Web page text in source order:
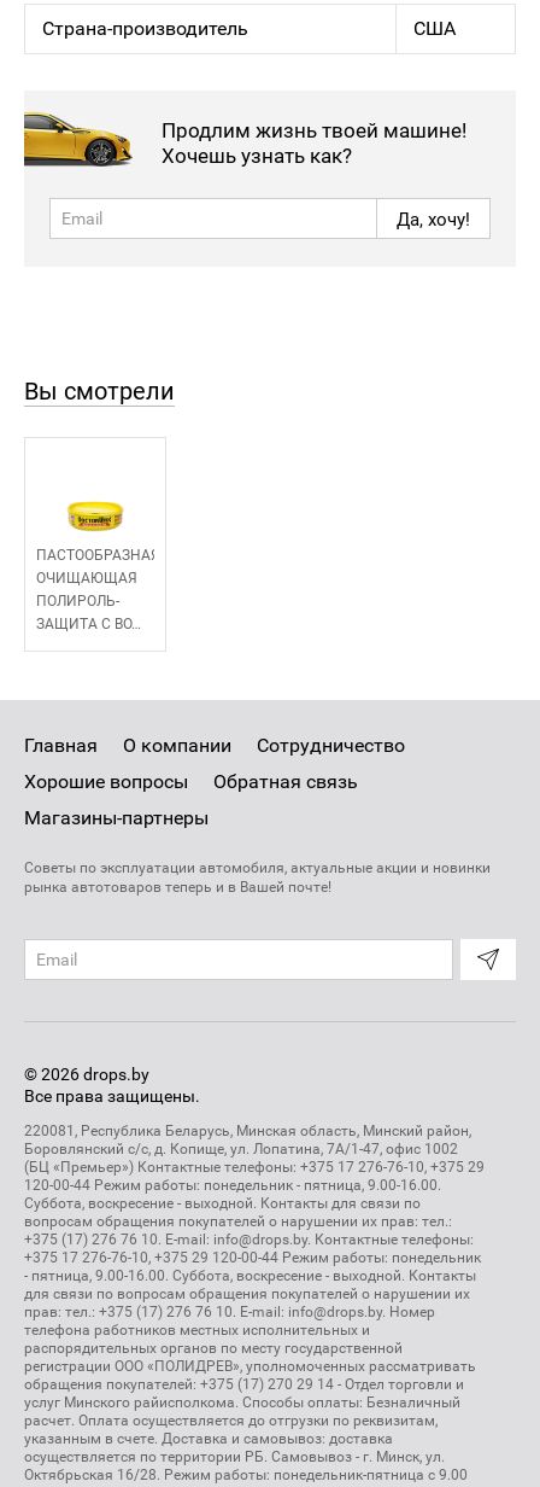
Страна-производитель США
Продлим жизнь твоей машине!
Хочешь узнать как?
Да, хочу!
Вы смотрели
ПАСТООБРАЗНАЯ
ОЧИЩАЮЩАЯ
ПОЛИРОЛЬ-
ЗАЩИТА С ВО…
Главная О компании
Сотрудничество
Хорошие вопросы
Обратная связь
Магазины-партнеры
Советы по эксплуатации автомобиля, актуальные акции и новинки
рынка автотоваров теперь и в Вашей почте!
© 2026 drops.by
Все права защищены.
220081, Республика Беларусь, Минская область, Минский район,
Боровлянский с/с, д. Копище, ул. Лопатина, 7А/1-47, офис 1002
(БЦ «Премьер») Контактные телефоны: +375 17 276-76-10, +375 29
120-00-44 Режим работы: понедельник - пятница, 9.00-16.00.
Суббота, воскресение - выходной. Контакты для связи по
вопросам обращения покупателей о нарушении их прав: тел.:
+375 (17) 276 76 10. E-mail: info@drops.by. Контактные телефоны:
+375 17 276-76-10, +375 29 120-00-44 Режим работы: понедельник
- пятница, 9.00-16.00. Суббота, воскресение - выходной. Контакты
для связи по вопросам обращения покупателей о нарушении их
прав: тел.: +375 (17) 276 76 10. E-mail: info@drops.by. Номер
телефона работников местных исполнительных и
распорядительных органов по месту государственной
регистрации ООО «ПОЛИДРЕВ», уполномоченных рассматривать
обращения покупателей: +375 (17) 270 29 14 - Отдел торговли и
услуг Минского райисполкома. Способы оплаты: Безналичный
расчет. Оплата осуществляется до отгрузки по реквизитам,
указанным в счете. Доставка и самовывоз: доставка
осуществляется по территории РБ. Самовывоз - г. Минск, ул.
Октябрьская 16/28. Режим работы: понедельник-пятница с 9.00